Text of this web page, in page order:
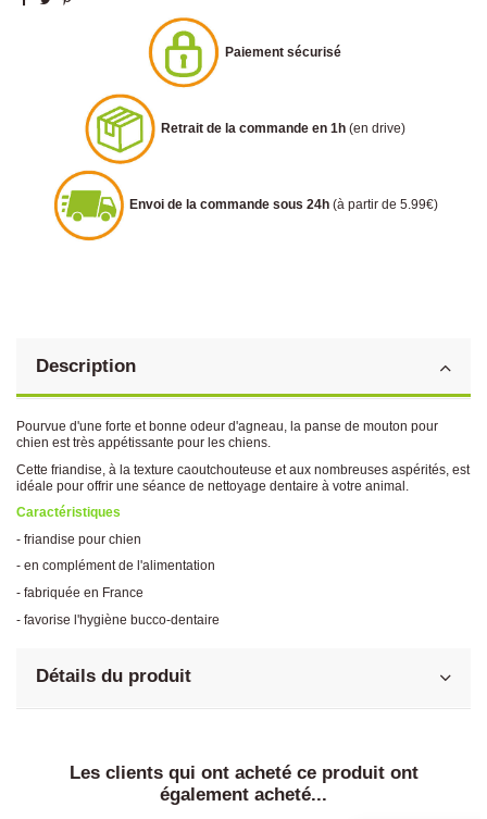
Paiement sécurisé
Retrait de la commande en 1h (en drive)
Envoi de la commande sous 24h (à partir de 5.99€)
Description
Pourvue d'une forte et bonne odeur d'agneau, la panse de mouton pour
chien est très appétissante pour les chiens.
Cette friandise, à la texture caoutchouteuse et aux nombreuses aspérités, est
idéale pour offrir une séance de nettoyage dentaire à votre animal.
Caractéristiques
- friandise pour chien
- en complément de l'alimentation
- fabriquée en France
- favorise l'hygiène bucco-dentaire
Détails du produit
Les clients qui ont acheté ce produit ont
également acheté...